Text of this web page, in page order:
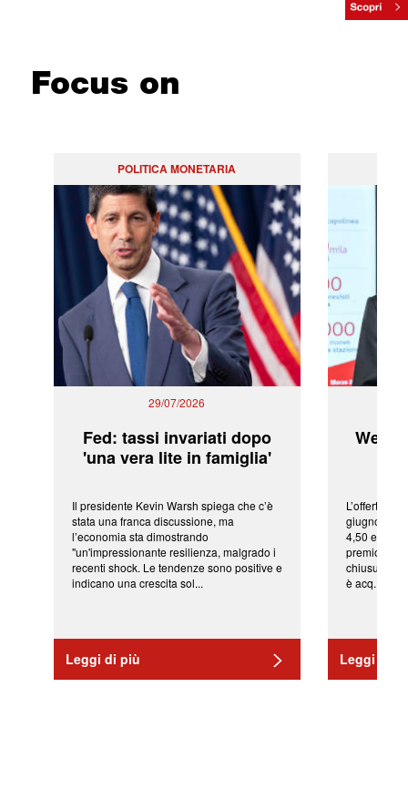
Focus on
POLITICA MONETARIA
29/07/2026
Fed: tassi invariati dopo
'una vera lite in famiglia'
Il presidente Kevin Warsh spiega che c’è
stata una franca discussione, ma
l’economia sta dimostrando
"un'impressionante resilienza, malgrado i
recenti shock. Le tendenze sono positive e
indicano una crescita sol...
Leggi di più
L’offerta
giugno da
4,50 euro
premio di
chiusura
è acq...
Leggi di